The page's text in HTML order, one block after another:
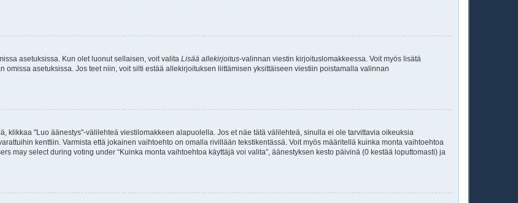
asetuksissa. Kun olet luonut sellaisen, voit valita Lisää allekirjoitus-valinnan viestin kirjoituslomakkeessa. Voit myös lisätä
asetuksissa. Jos teet niin, voit silti estää allekirjoituksen liittämisen yksittäiseen viestiin poistamalla valinnan
klikkaa "Luo äänestys"-välilehteä viestilomakkeen alapuolella. Jos et näe tätä välilehteä, sinulla ei ole tarvittavia oikeuksia
kenttiin. Varmista että jokainen vaihtoehto on omalla rivillään tekstikentässä. Voit myös määritellä kuinka monta vaihtoehtoa
may select during voting under “Kuinka monta vaihtoehtoa käyttäjä voi valita”, äänestyksen kesto päivinä (0 kestää loputtomasti) ja